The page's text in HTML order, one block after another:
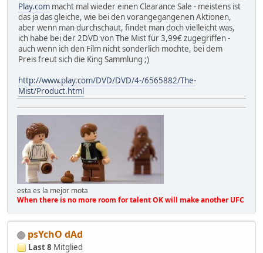
Play.com macht mal wieder einen Clearance Sale - meistens ist
das ja das gleiche, wie bei den vorangegangenen Aktionen,
aber wenn man durchschaut, findet man doch vielleicht was,
ich habe bei der 2DVD von The Mist für 3,99€ zugegriffen -
auch wenn ich den Film nicht sonderlich mochte, bei dem
Preis freut sich die King Sammlung ;)
http://www.play.com/DVD/DVD/4-/6565882/The-
Mist/Product.html
esta es la mejor mota
When there is no more room for talent OK will make another UFC
psYchO dAd
Last 8 Mitglied